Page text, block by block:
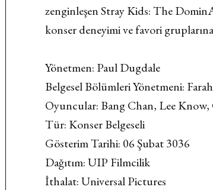
zenginleşen Stray Kids: The
konser deneyimi ve favori
Yönetmen: Paul Dugdale
Belgesel Bölümleri Yönetmeni:
Oyuncular: Bang Chan, Lee
Tür: Konser Belgeseli
Gösterim Tarihi: 06 Şubat 3036
Dağıtım: UIP Filmcilik
İthalat: Universal Pictures